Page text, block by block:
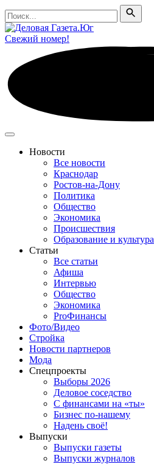
Поиск
Поиск
Свежий номер!
Новости
Все новости
Краснодар
Ростов-на-Дону
Политика
Общество
Экономика
Происшествия
Образование и культура
Статьи
Все статьи
Афиша
Интервью
Общество
Экономика
ProФинансы
Фото/Видео
Стройка
Новости партнеров
Мода
Спецпроекты
Выборы 2026
Деловое соседство
С финансами на «ты»
Бизнес по-нашему
Надень своё!
Выпуски
Выпуски газеты
Выпуски журналов